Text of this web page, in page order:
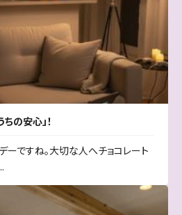
の安心」！
ーですね。大切な人へチョコレート